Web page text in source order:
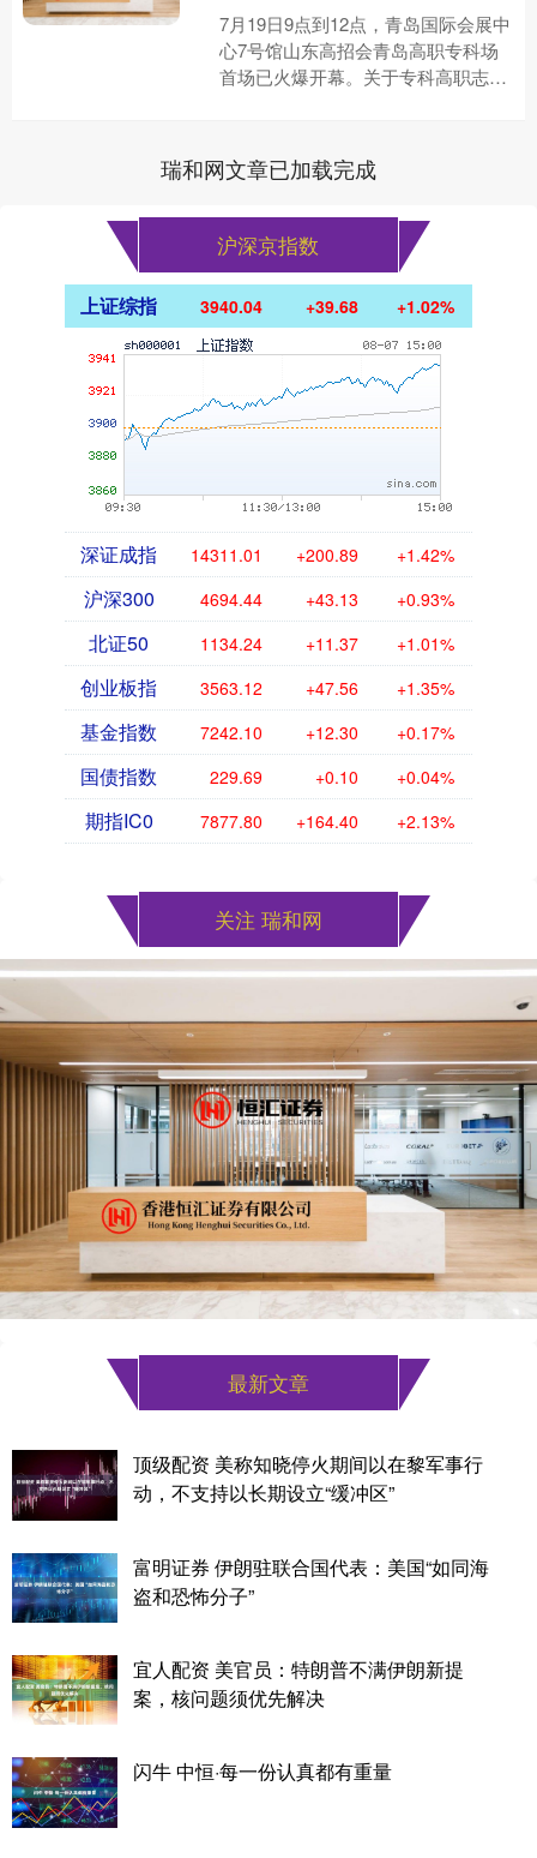
7月19日9点到12点，青岛国际会展中
心7号馆山东高招会青岛高职专科场
首场已火爆开幕。关于专科高职志愿
瑞和网文章已加载完成
沪深京指数
上证综指 3940.04 +39.68 +1.02%
深证成指 14311.01 +200.89 +1.42%
沪深300 4694.44 +43.13 +0.93%
北证50 1134.24 +11.37 +1.01%
创业板指 3563.12 +47.56 +1.35%
基金指数 7242.10 +12.30 +0.17%
国债指数 229.69 +0.10 +0.04%
期指IC0 7877.80 +164.40 +2.13%
关注 瑞和网
最新文章
顶级配资 美称知晓停火期间以在黎军事行
动，不支持以长期设立“缓冲区”
富明证券 伊朗驻联合国代表：美国“如同海
盗和恐怖分子”
宜人配资 美官员：特朗普不满伊朗新提
案，核问题须优先解决
闪牛 中恒·每一份认真都有重量